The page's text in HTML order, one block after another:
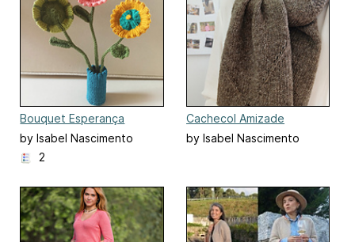
Bouquet Esperança
by Isabel Nascimento
2
Cachecol Amizade
by Isabel Nascimento